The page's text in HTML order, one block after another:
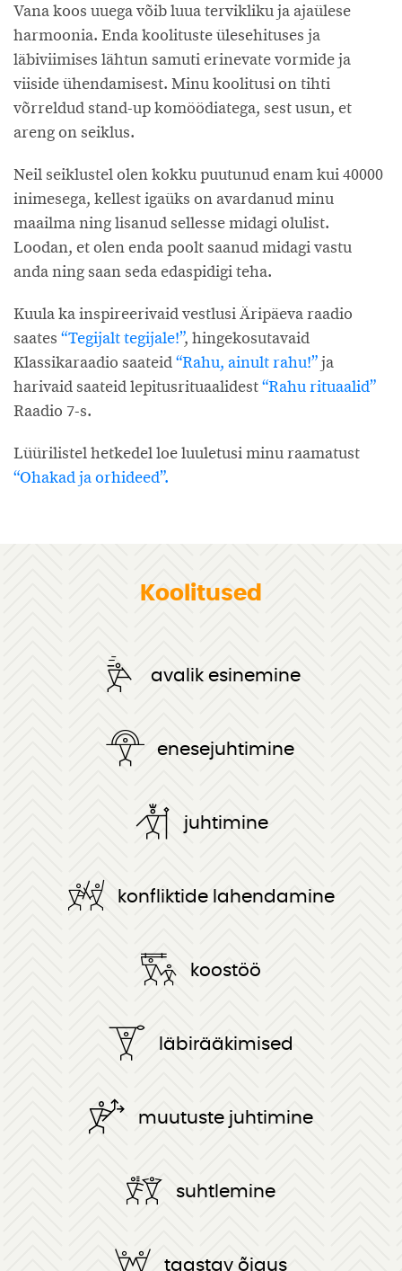
Vana koos uuega võib luua tervikliku ja ajaülese
harmoonia. Enda koolituste ülesehituses ja
läbiviimises lähtun samuti erinevate vormide ja
viiside ühendamisest. Minu koolitusi on tihti
võrreldud stand-up komöödiatega, sest usun, et
areng on seiklus.
Neil seiklustel olen kokku puutunud enam kui 40000
inimesega, kellest igaüks on avardanud minu
maailma ning lisanud sellesse midagi olulist.
Loodan, et olen enda poolt saanud midagi vastu
anda ning saan seda edaspidigi teha.
Kuula ka inspireerivaid vestlusi Äripäeva raadio
saates “Tegijalt tegijale!”, hingekosutavaid
Klassikaraadio saateid“Rahu, ainult rahu!”ja
harivaid saateid lepitusrituaalidest“Rahu rituaalid”
Raadio 7-s.
Lüürilistel hetkedel loe luuletusi minu raamatust
“Ohakad ja orhideed”.
Koolitused
avalik esinemine
enesejuhtimine
juhtimine
konfliktide lahendamine
koostöö
läbirääkimised
muutuste juhtimine
suhtlemine
taastav õigus